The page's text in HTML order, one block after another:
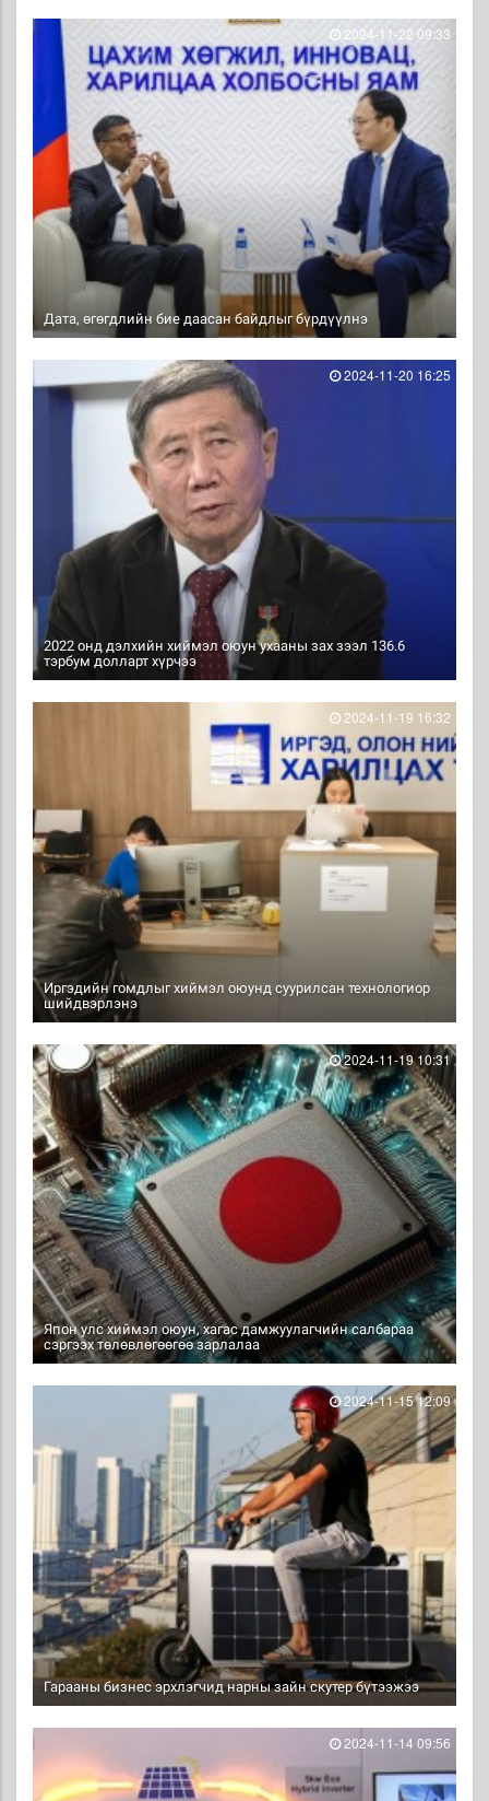
Дата, өгөгдлийн бие даасан байдлыг бүрдүүлнэ
2024-11-22 09:33
2022 онд дэлхийн хиймэл оюун ухааны зах зээл 136.6
тэрбум долларт хүрчээ
2024-11-20 16:25
Иргэдийн гомдлыг хиймэл оюунд суурилсан технологиор
шийдвэрлэнэ
2024-11-19 16:32
Япон улс хиймэл оюун, хагас дамжуулагчийн салбараа
сэргээх төлөвлөгөөгөө зарлалаа
2024-11-19 10:31
Гарааны бизнес эрхлэгчид нарны зайн скутер бүтээжээ
2024-11-15 12:09
2024-11-14 09:56